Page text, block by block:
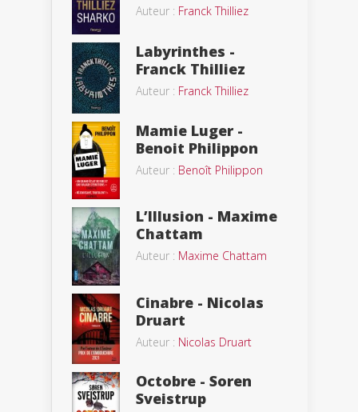
Auteur : Franck Thilliez
Labyrinthes -
Franck Thilliez
Auteur : Franck Thilliez
Mamie Luger -
Benoit Philippon
Auteur : Benoît Philippon
L’Illusion - Maxime
Chattam
Auteur : Maxime Chattam
Cinabre - Nicolas
Druart
Auteur : Nicolas Druart
Octobre - Soren
Sveistrup